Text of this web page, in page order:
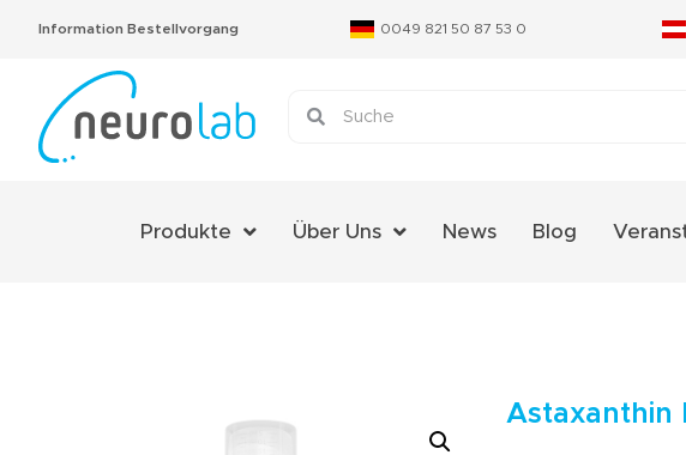
Information Bestellvorgang 0049 821 50 87 53 0
Produkte Über Uns News Blog
Astaxanthin